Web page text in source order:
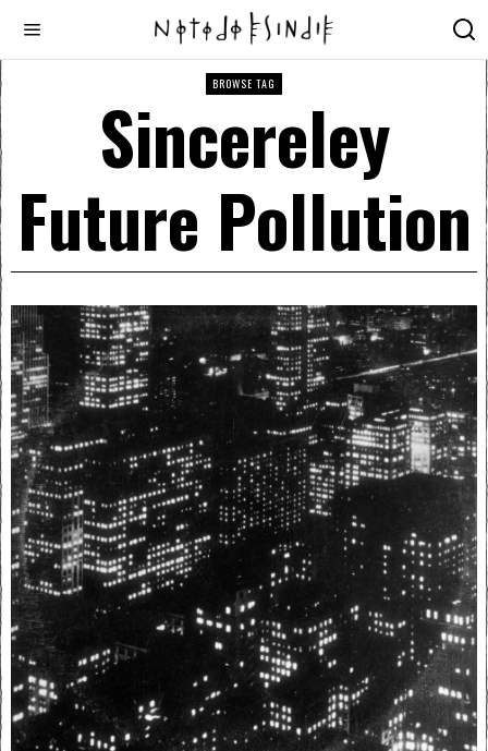
BROWSE TAG
Sincereley
Future Pollution